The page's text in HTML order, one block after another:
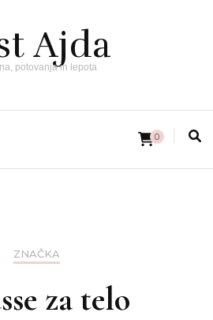
Ajda
potovanja in lepota
0
ZNAČKA
za telo